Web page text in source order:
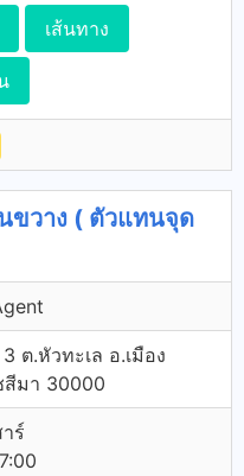
เส้นทาง
ขวาง ( ตัวแทนจุด
ต.หัวทะเล อ.เมือง
สีมา 30000
ร์